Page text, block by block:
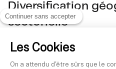
Continuer sans accepter
Les Cookies
On a attendu d'être sûrs que le
Diversification
sectorielle
La diversification en Asie ne se
investissements entre plusieurs